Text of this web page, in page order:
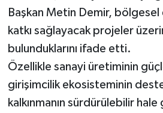
Başkan Metin Demir,
katkı sağlayacak projeler
bulunduklarını ifade etti.
Özellikle sanayi üretiminin
girişimcilik ekosisteminin
kalkınmanın sürdürülebilir